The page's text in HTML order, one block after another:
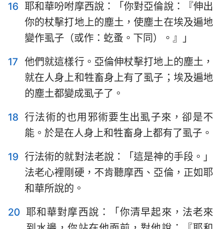
8
9 10 11 12 13 14
16 耶和華吩咐摩西說：「你對亞倫說：『伸出
你的杖擊打地上的塵土，使塵土在埃及遍地
變作虱子（或作：虼蚤。下同）。』」
17 他們就這樣行。亞倫伸杖擊打地上的塵土，
就在人身上和牲畜身上有了虱子；埃及遍地
的塵土都變成虱子了。
18 行法術的也用邪術要生出虱子來，卻是不
能。於是在人身上和牲畜身上都有了虱子。
19 行法術的就對法老說：「這是神的手段。」
法老心裡剛硬，不肯聽摩西、亞倫，正如耶
和華所說的。
20 耶和華對摩西說：「你清早起來，法老來